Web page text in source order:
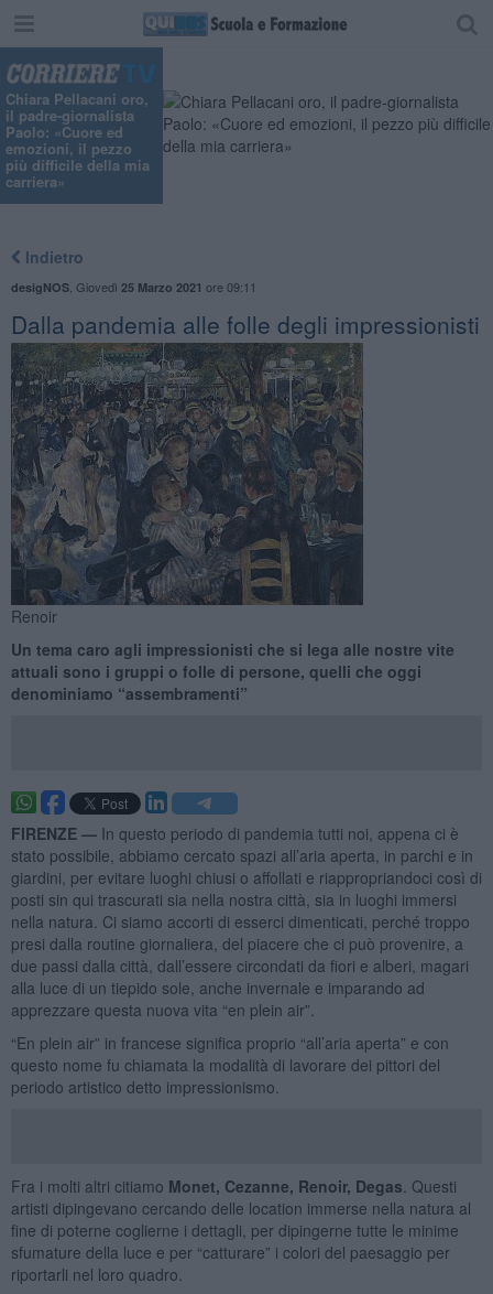
Chiara Pellacani oro,
il padre-giornalista
Paolo: «Cuore ed
emozioni, il pezzo
più difficile della mia
carriera»
Indietro
desigNOS, Giovedì 25 Marzo 2021 ore 09:11
Dalla pandemia alle folle degli impressionisti
Renoir
Un tema caro agli impressionisti che si lega alle nostre vite
attuali sono i gruppi o folle di persone, quelli che oggi
denominiamo “assembramenti”
FIRENZE — In questo periodo di pandemia tutti noi, appena ci è
stato possibile, abbiamo cercato spazi all’aria aperta, in parchi e in
giardini, per evitare luoghi chiusi o affollati e riappropriandoci così di
posti sin qui trascurati sia nella nostra città, sia in luoghi immersi
nella natura. Ci siamo accorti di esserci dimenticati, perché troppo
presi dalla routine giornaliera, del piacere che ci può provenire, a
due passi dalla città, dall’essere circondati da fiori e alberi, magari
alla luce di un tiepido sole, anche invernale e imparando ad
apprezzare questa nuova vita “en plein air”.
“En plein air” in francese significa proprio “all’aria aperta” e con
questo nome fu chiamata la modalità di lavorare dei pittori del
periodo artistico detto impressionismo.
Fra i molti altri citiamo Monet, Cezanne, Renoir, Degas . Questi
artisti dipingevano cercando delle location immerse nella natura al
fine di poterne coglierne i dettagli, per dipingerne tutte le minime
sfumature della luce e per “catturare” i colori del paesaggio per
riportarli nel loro quadro.